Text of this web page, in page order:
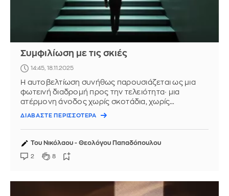
Συμφιλίωση με τις σκιές
14:45, 18.11.2025
Η αυτοβελτίωση συνήθως παρουσιάζεται ως μια
φωτεινή διαδρομή προς την τελειότητα∙ μια
ατέρμονη άνοδος χωρίς σκοτάδια, χωρίς
αντιφάσεις. Κι όμως, ο δρόμος προς την ...
ΔΙΑΒΑΣΤΕ ΠΕΡΙΣΣΟΤΕΡΑ
Του Νικόλαου - Θεολόγου Παπαδόπουλου
2 8